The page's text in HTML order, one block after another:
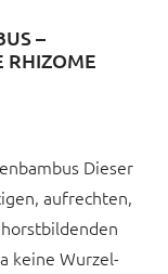
–
RHIZOME
Dieser
aufrechten,
keine Wurzel-